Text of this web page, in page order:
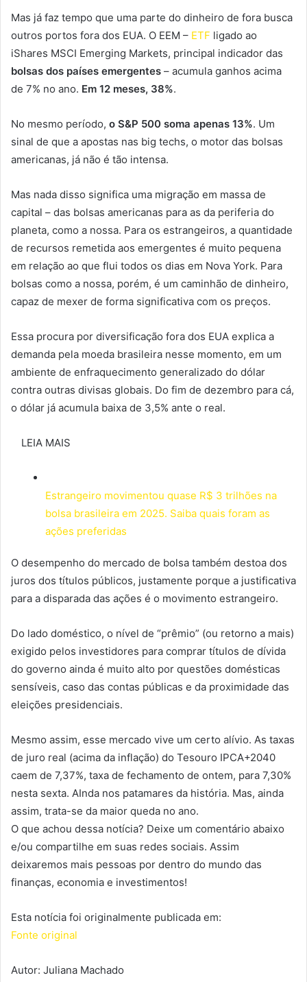
Mas já faz tempo que uma parte do dinheiro de fora busca
outros portos fora dos EUA. O EEM – ETF ligado ao
iShares MSCI Emerging Markets, principal indicador das
bolsas dos países emergentes – acumula ganhos acima
de 7% no ano. Em 12 meses, 38%.
No mesmo período, o S&P 500 soma apenas 13%. Um
sinal de que a apostas nas big techs, o motor das bolsas
americanas, já não é tão intensa.
Mas nada disso significa uma migração em massa de
capital – das bolsas americanas para as da periferia do
planeta, como a nossa. Para os estrangeiros, a quantidade
de recursos remetida aos emergentes é muito pequena
em relação ao que flui todos os dias em Nova York. Para
bolsas como a nossa, porém, é um caminhão de dinheiro,
capaz de mexer de forma significativa com os preços.
Essa procura por diversificação fora dos EUA explica a
demanda pela moeda brasileira nesse momento, em um
ambiente de enfraquecimento generalizado do dólar
contra outras divisas globais. Do fim de dezembro para cá,
o dólar já acumula baixa de 3,5% ante o real.
LEIA MAIS
Estrangeiro movimentou quase R$ 3 trilhões na
bolsa brasileira em 2025. Saiba quais foram as
ações preferidas
O desempenho do mercado de bolsa também destoa dos
juros dos títulos públicos, justamente porque a justificativa
para a disparada das ações é o movimento estrangeiro.
Do lado doméstico, o nível de “prêmio” (ou retorno a mais)
exigido pelos investidores para comprar títulos de dívida
do governo ainda é muito alto por questões domésticas
sensíveis, caso das contas públicas e da proximidade das
eleições presidenciais.
Mesmo assim, esse mercado vive um certo alívio. As taxas
de juro real (acima da inflação) do Tesouro IPCA+2040
caem de 7,37%, taxa de fechamento de ontem, para 7,30%
nesta sexta. AInda nos patamares da história. Mas, ainda
assim, trata-se da maior queda no ano.
O que achou dessa notícia? Deixe um comentário abaixo
e/ou compartilhe em suas redes sociais. Assim
deixaremos mais pessoas por dentro do mundo das
finanças, economia e investimentos!
Esta notícia foi originalmente publicada em:
Fonte original
Autor: Juliana Machado